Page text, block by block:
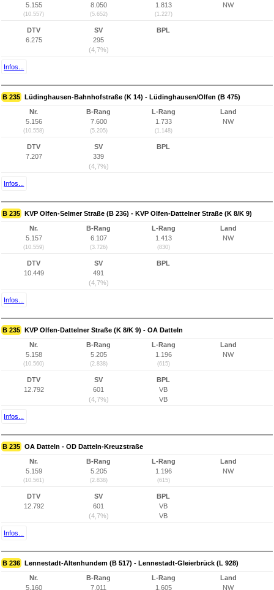
5.155
(10.557)
8.050
(5.652)
1.813
(1.227)
NW
DTV
6.275
SV
295
(4,7%)
BPL
Infos...
B 235 Lüdinghausen-Bahnhofstraße (K 14) - Lüdinghausen/Olfen (B 475)
Nr.
5.156
(10.558)
B-Rang
7.600
(5.205)
L-Rang
1.733
(1.148)
Land
NW
DTV
7.207
SV
339
(4,7%)
BPL
Infos...
B 235 KVP Olfen-Selmer Straße (B 236) - KVP Olfen-Dattelner Straße (K 8/K 9)
Nr.
5.157
(10.559)
B-Rang
6.107
(3.726)
L-Rang
1.413
(830)
Land
NW
DTV
10.449
SV
491
(4,7%)
BPL
Infos...
B 235 KVP Olfen-Dattelner Straße (K 8/K 9) - OA Datteln
Nr.
5.158
(10.560)
B-Rang
5.205
(2.838)
L-Rang
1.196
(615)
Land
NW
DTV
12.792
SV
601
(4,7%)
BPL
VB
VB
Infos...
B 235 OA Datteln - OD Datteln-Kreuzstraße
Nr.
5.159
(10.561)
B-Rang
5.205
(2.838)
L-Rang
1.196
(615)
Land
NW
DTV
12.792
SV
601
(4,7%)
BPL
VB
VB
Infos...
B 236 Lennestadt-Altenhundem (B 517) - Lennestadt-Gleierbrück (L 928)
Nr.
5.160
B-Rang
7.011
L-Rang
1.605
Land
NW